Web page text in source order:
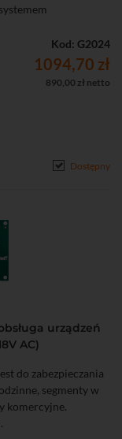
Kod: G2024
1094,70 zł
890,00 zł netto
Dostępny
urządzeń
AC)
do zabezpieczania
segmenty w
komercyjne.